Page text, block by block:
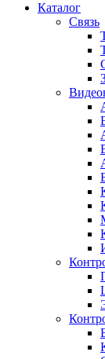
Каталог
Связь